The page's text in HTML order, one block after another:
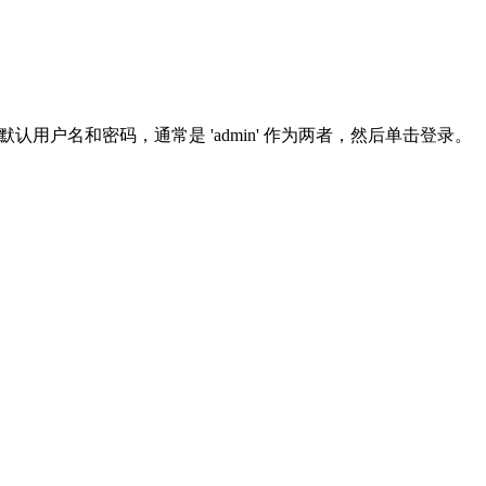
用户名和密码，通常是 'admin' 作为两者，然后单击登录。